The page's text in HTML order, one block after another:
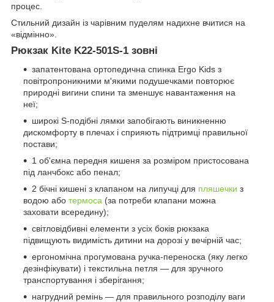
процес.
Стильний дизайн із чарівним пуделям надихне вчитися на
«відмінно».
Рюкзак Kite K22-501S-1 зовні
запатентована ортопедична спинка Ergo Kids з
повітропроникними м'якими подушечками повторює
природні вигини спини та зменшує навантаження на
неї;
широкі S-подібні лямки запобігають виникненню
дискомфорту в плечах і сприяють підтримці правильної
постави;
1 об'ємна передня кишеня за розміром пристосована
під ланчбокс або пенал;
2 бічні кишені з клапаном на липучці для пляшечки з
водою або термоса (за потреби клапани можна
заховати всередину);
світловідбивні елементи з усіх боків рюкзака
підвищують видимість дитини на дорозі у вечірній час;
ергономічна прогумована ручка-переноска (яку легко
дезінфікувати) і текстильна петля — для зручного
транспортування і зберігання;
нагрудний ремінь — для правильного розподілу ваги